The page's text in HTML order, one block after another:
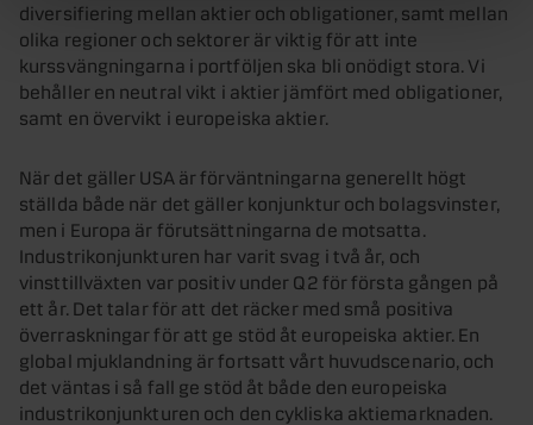
diversifiering mellan aktier och obligationer, samt mellan
olika regioner och sektorer är viktig för att inte
kurssvängningarna i portföljen ska bli onödigt stora. Vi
behåller en neutral vikt i aktier jämfört med obligationer,
samt en övervikt i europeiska aktier.
När det gäller USA är förväntningarna generellt högt
ställda både när det gäller konjunktur och bolagsvinster,
men i Europa är förutsättningarna de motsatta.
Industrikonjunkturen har varit svag i två år, och
vinsttillväxten var positiv under Q2 för första gången på
ett år. Det talar för att det räcker med små positiva
överraskningar för att ge stöd åt europeiska aktier. En
global mjuklandning är fortsatt vårt huvudscenario, och
det väntas i så fall ge stöd åt både den europeiska
industrikonjunkturen och den cykliska aktiemarknaden.